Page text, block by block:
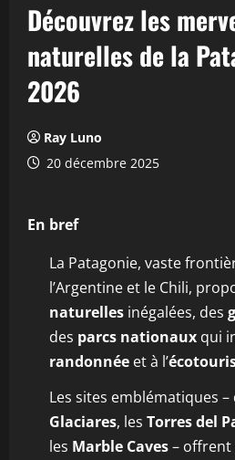
Découvrez les
naturelles de la
2026
Ray Luno
20 décembre 2025
En bref
La Patagonie, vaste
l’Argentine et le Chili,
naturelles inégalées, des
des parcs nationaux qui
randonnée et à l’
Les sites emblématiques
Glaciares, les Torres del
les Marble Caves– offrent